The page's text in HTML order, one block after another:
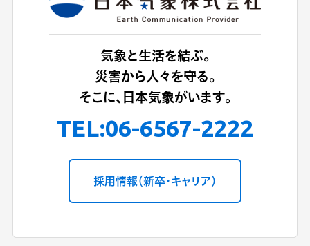
気象と生活を結ぶ。
災害から人々を守る。
そこに、日本気象がいます。
TEL:06-6567-2222
採用情報（新卒・キャリア）